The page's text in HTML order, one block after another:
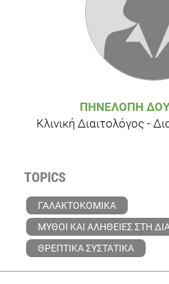
ΠΗΝΕΛΌΠΗ
Κλινική Διαιτολόγος -
TOPICS
ΓΑΛΑΚΤΟΚΟΜΙΚΑ
ΜΥΘΟΙ ΚΑΙ ΑΛΗΘΕΙΕΣ ΣΤΗ
ΘΡΕΠΤΙΚΑ ΣΥΣΤΑΤΙΚΑ